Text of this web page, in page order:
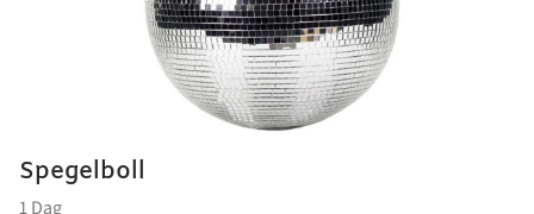
Spegelboll